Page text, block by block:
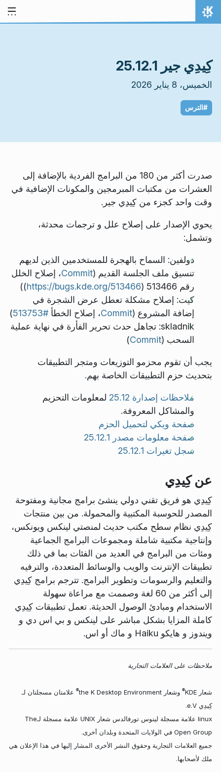
تخط المحتوى
الصفحة الرئيسة
كِيدِي جير 25.12.1
الخميس، 8 يناير 2026
#الترس
صدرت أكثر من 180 من البرامج الفردية بالإضافة إلى
العشرات من مكتبات المبرمجين والمكونات الإضافية في
وقت واحد كجزء من كِيدِي جير.
يحوي الإصدار على إصلاح علل و ترجمات محدثة،
وتشمل:
دولفين: السماح بالهجرة للمستخدمين الذين لديهم
تنسيق ملف الجلسة القديم (Commit، إصلاح الخلل
رقم 513466 (
https://bugs.kde.org/513466
))
كيت: إصلاح مشكلة تعطل عرض الشجرة في
إضافة المشروع (Commit، إصلاح الخطأ #513753
)
skladnik: تجاهل حدث تحرير الفأرة في نهاية عملية
السحب (Commit
)
يجب أن تقوم محزمو التوزيعات ومتجر التطبيقات
بتحديث حزم التطبيقات الخاصة بهم.
ملاحظات إصدارة 25.12
لمعلومات التحزيم
والمشاكل المعروفة.
صفحة ويكي لتحميل الحزم
صفحة معلومات مصدر 25.12.1
سجل تغيرات 25.12.1
عن كِيدِي
كِيدِي هو فريق تقني دولي ينشئ برامج مجانية ومفتوحة
المصدر للحوسبة المكتبية والمحمولة. من بين منتجات
كِيدِي نظام سطح مكتب حديث لمنصتي لينكس ويونكس،
وإنتاجية مكتبية شاملة ومجموعات البرامج الجماعية
ومئات من البرامج في العديد من الفئات بما في ذلك
تطبيقات الإنترنت والويب والوسائط المتعددة، والترفيه
والتعليم والرسومات وتطوير البرامج. تترجم برامج كِيدِي
إلى أكثر من 60 لغة وصممت مع مراعاة سهولة
الاستخدام ومبادئ الوصول الحديثة. تعمل تطبيقات كِيدِي
كاملة المزايا بشكل مباشر على لينكس و بي اس دي و
ويندوز و هايكو Haiku و ماك أو اس.
ملاحظات على العلامات التجارية
شعار KDE ® وشعار the K Desktop Environment ® علامتان مسجلتان لـ
كِيدِي e.V.
linux علامة مسجلة لينوس تورفالدس شعار UNIX علامة مسجلة لـThe
Open Group في الولايات المتحدة وبلدان أخرى.
جميع العلامات التجارية وحقوق النشر الأخرى المشار إليها في هذا الإعلان هي
ملك لأصحابها.